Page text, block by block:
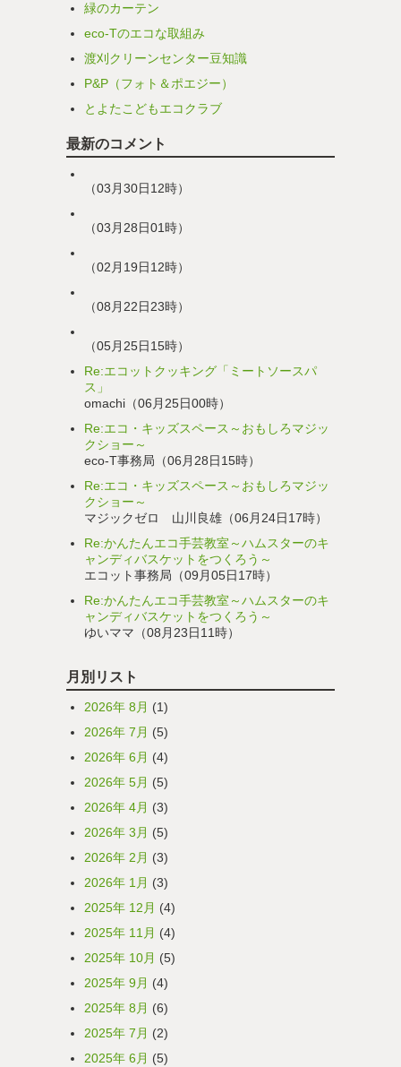
緑のカーテン
eco-Tのエコな取組み
渡刈クリーンセンター豆知識
P&P（フォト＆ポエジー）
とよたこどもエコクラブ
最新のコメント
（03月30日12時）
（03月28日01時）
（02月19日12時）
（08月22日23時）
（05月25日15時）
Re:エコットクッキング「ミートソースパ
ス」
omachi（06月25日00時）
Re:エコ・キッズスペース～おもしろマジッ
クショー～
eco-T事務局（06月28日15時）
Re:エコ・キッズスペース～おもしろマジッ
クショー～
マジックゼロ 山川良雄（06月24日17時）
Re:かんたんエコ手芸教室～ハムスターのキ
ャンディバスケットをつくろう～
エコット事務局（09月05日17時）
Re:かんたんエコ手芸教室～ハムスターのキ
ャンディバスケットをつくろう～
ゆいママ（08月23日11時）
月別リスト
2026年 8月 (1)
2026年 7月 (5)
2026年 6月 (4)
2026年 5月 (5)
2026年 4月 (3)
2026年 3月 (5)
2026年 2月 (3)
2026年 1月 (3)
2025年 12月 (4)
2025年 11月 (4)
2025年 10月 (5)
2025年 9月 (4)
2025年 8月 (6)
2025年 7月 (2)
2025年 6月 (5)